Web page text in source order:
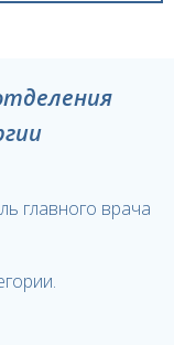
главного врача